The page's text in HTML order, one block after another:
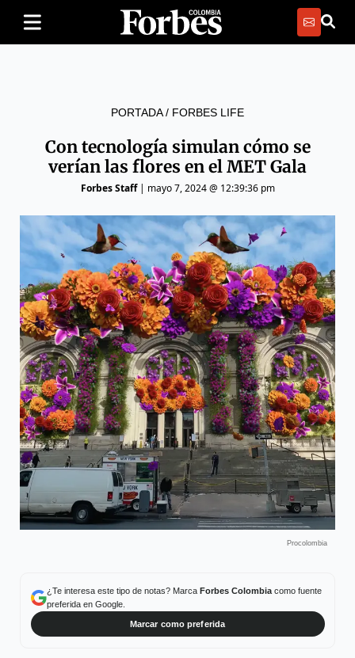
PORTADA/ FORBES LIFE
Con tecnología simulan cómo se
verían las flores en el MET Gala
Forbes Staff| mayo 7, 2024 @ 12:39:36 pm
Procolombia
¿Te interesa este tipo de notas? Marca Forbes Colombiacomo fuente
preferida en Google.
Marcar como preferida